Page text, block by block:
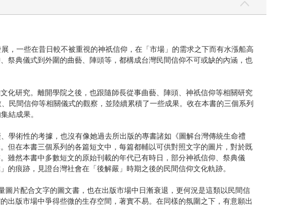
，一些在昔日較不被重視的神祇信仰，在「市場」的需求之下而有水漲船高
祭典儀式到外圍的曲藝、陣頭等，都構成台灣民間信仰不可或缺的內涵，也
化研究。離開學院之後，也跟隨師長從事曲藝、陣頭、神祇信仰等相關研究
民間信仰等相關儀式的觀察，並陸續累積了一些成果。收在本書的三個系列
結成果。
學術性的考據，也沒有像她過去所出版的專書諸如《圖解台灣傳統生命禮
但在本書三個系列的各篇短文中，每篇都輔以可供對照文字的圖片，對於既
雖然本書中多數短文的原始刊載的年代已有時日，部分神祇信仰、祭典儀
痕跡，見證台灣社會在「後解嚴」時期之後的民間信仰文化軌跡。
片配合文字的圖文書，也在出版市場中日漸衰退，更何況是這類以民間信
出版市場中爭得些微的生存空間，著實不易。在同樣的氛圍之下，有意願出